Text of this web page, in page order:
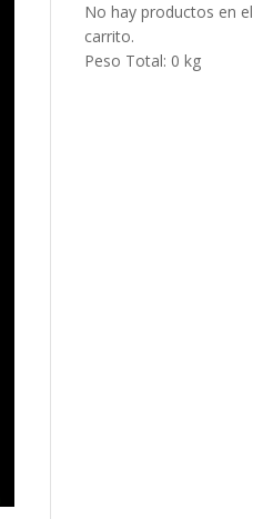
No hay productos en el
carrito.
Peso Total: 0 kg